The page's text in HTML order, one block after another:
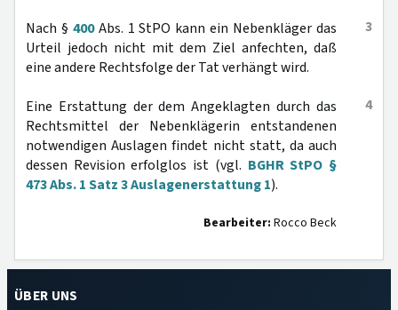
3
Nach § 400Abs. 1 StPO kann ein Nebenkläger das
Urteil jedoch nicht mit dem Ziel anfechten, daß
eine andere Rechtsfolge der Tat verhängt wird.
4
Eine Erstattung der dem Angeklagten durch das
Rechtsmittel der Nebenklägerin entstandenen
notwendigen Auslagen findet nicht statt, da auch
dessen Revision erfolglos ist (vgl. BGHR StPO §
473 Abs. 1 Satz 3 Auslagenerstattung 1).
Bearbeiter: Rocco Beck
ÜBER UNS